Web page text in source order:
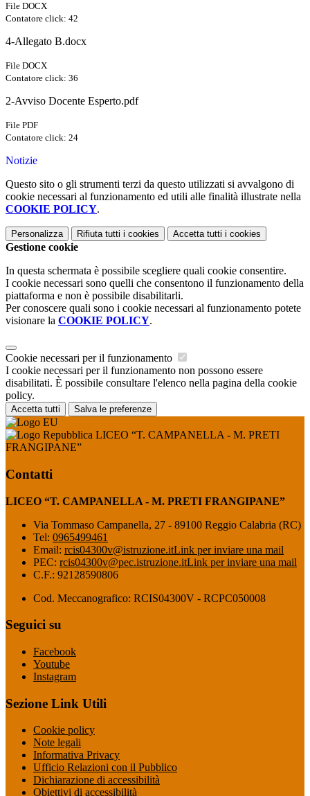
File DOCX
Contatore click: 42
4-Allegato B.docx
File DOCX
Contatore click: 36
2-Avviso Docente Esperto.pdf
File PDF
Contatore click: 24
Notizie
Questo sito o gli strumenti terzi da questo utilizzati si avvalgono di
cookie necessari al funzionamento ed utili alle finalità illustrate nella
COOKIE POLICY.
Personalizza Rifiuta tutti i cookies Accetta tutti i cookies
Gestione cookie
In questa schermata è possibile scegliere quali cookie consentire.
I cookie necessari sono quelli che consentono il funzionamento della
piattaforma e non è possibile disabilitarli.
Per conoscere quali sono i cookie necessari al funzionamento potete
visionare la COOKIE POLICY.
Cookie necessari per il funzionamento
I cookie necessari per il funzionamento non possono essere
disabilitati. È possibile consultare l'elenco nella pagina della cookie
policy.
Accetta tutti Salva le preferenze
LICEO “T. CAMPANELLA - M. PRETI
FRANGIPANE”
Contatti
LICEO “T. CAMPANELLA - M. PRETI FRANGIPANE”
Via Tommaso Campanella, 27 - 89100 Reggio Calabria (RC)
Tel: 0965499461
Email: rcis04300v@istruzione.itLink per inviare una mail
PEC: rcis04300v@pec.istruzione.itLink per inviare una mail
C.F.: 92128590806
Cod. Meccanografico: RCIS04300V - RCPC050008
Seguici su
Facebook
Youtube
Instagram
Sezione Link Utili
Cookie policy
Note legali
Informativa Privacy
Ufficio Relazioni con il Pubblico
Dichiarazione di accessibilità
Obiettivi di accessibilità